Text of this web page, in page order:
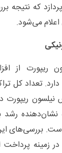
که نتیجه
اعلام می‌شود.
ریپورت از
تعداد کل
۲۰۲۱ بوده است.
زمینه پرداخت